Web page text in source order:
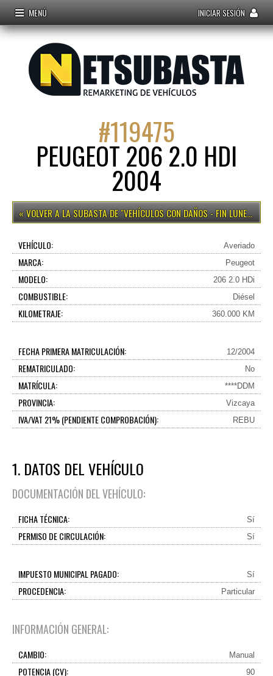
MENÚ INICIAR SESIÓN
#119475
PEUGEOT 206 2.0 HDI
2004
VEHÍCULOS CON DAÑOS - FIN LUNES 15H
VEHÍCULO: Averiado
MARCA: Peugeot
MODELO: 206 2.0 HDi
COMBUSTIBLE: Diésel
KILOMETRAJE: 360.000 KM
FECHA PRIMERA MATRICULACIÓN: 12/2004
REMATRICULADO: No
MATRÍCULA: ****DDM
PROVINCIA: Vizcaya
IVA/VAT 21% (PENDIENTE COMPROBACIÓN): REBU
1. DATOS DEL VEHÍCULO
DOCUMENTACIÓN DEL VEHÍCULO:
FICHA TÉCNICA: Sí
PERMISO DE CIRCULACIÓN: Sí
IMPUESTO MUNICIPAL PAGADO: Sí
PROCEDENCIA: Particular
INFORMACIÓN GENERAL:
CAMBIO: Manual
POTENCIA (CV): 90